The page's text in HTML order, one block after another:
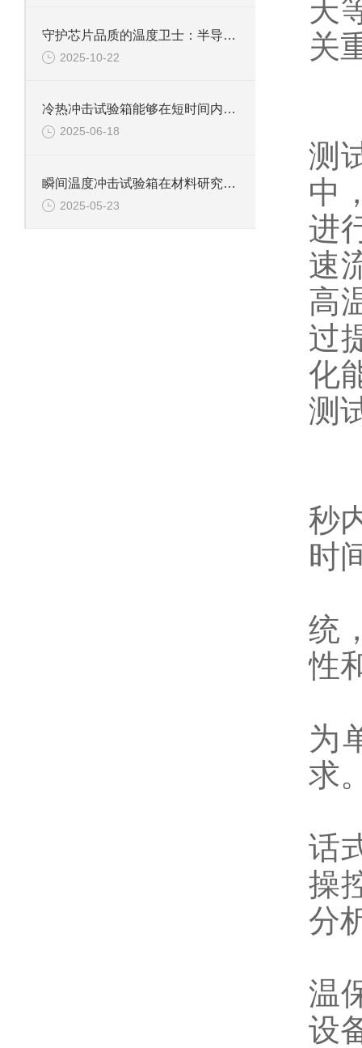
守护芯片品质的温度卫士：半导体冷热冲击试验箱
2025-10-22
冷热冲击试验箱能够在短时间内实现温度的快速变化
2025-06-18
瞬间温度冲击试验箱在材料研究领域中具有重要意义
2025-05-23
天
关
测
中
进
速
高
过
化
测
秒
时
统
性
为
求
话
操
分
温
设